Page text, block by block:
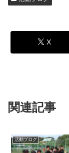
X
関連記事
活動ブログ